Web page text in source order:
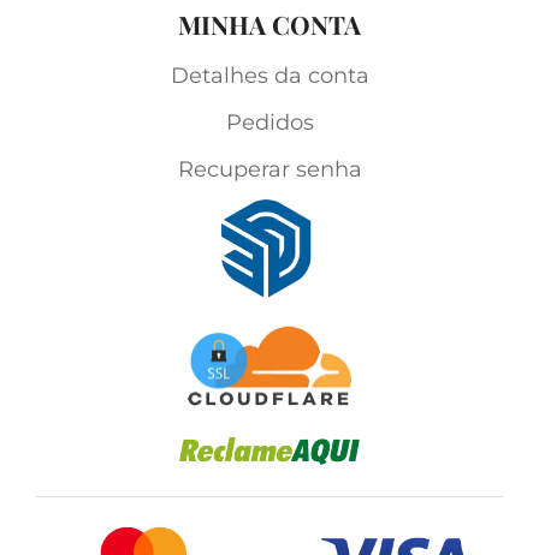
MINHA CONTA
Detalhes da conta
Pedidos
Recuperar senha